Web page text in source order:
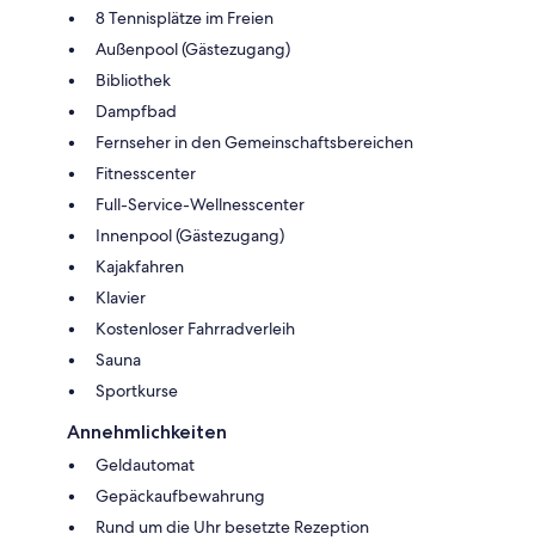
8 Tennisplätze im Freien
Außenpool (Gästezugang)
Bibliothek
Dampfbad
Fernseher in den Gemeinschaftsbereichen
Fitnesscenter
Full-Service-Wellnesscenter
Innenpool (Gästezugang)
Kajakfahren
Klavier
Kostenloser Fahrradverleih
Sauna
Sportkurse
Annehmlichkeiten
Geldautomat
Gepäckaufbewahrung
Rund um die Uhr besetzte Rezeption